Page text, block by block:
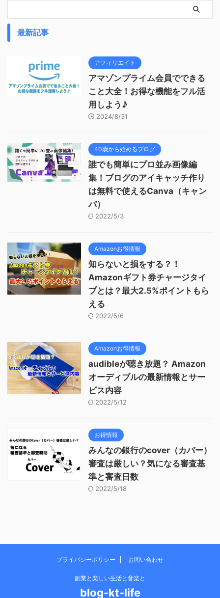
最新記事
アフィリエイト
アマゾンプライム会員でできる
こと大全！お得な機能をフル活
用しよう♪
2024/8/31
40歳から始めるブログ
誰でも簡単にプロ並み画像編
集！ブログのアイキャッチ作り
は無料で使えるCanva（キャン
バ）
2022/5/3
Amazonお得情報
知らないと損をする？！
Amazonギフト券チャージタイ
プとは？最大2.5%ポイントもら
える
2022/5/6
Amazonお得情報
audibleが聴き放題？ Amazon
オーディブルの最新情報とサー
ビス内容
2022/5/12
お得情報
みんなの銀行のcover（カバー）
審査は厳しい？気になる審査基
準と審査日数
2022/5/18
プライバシーポリシー お問い合わせ
副業と楽しい生活と音楽と
blog-kt-life